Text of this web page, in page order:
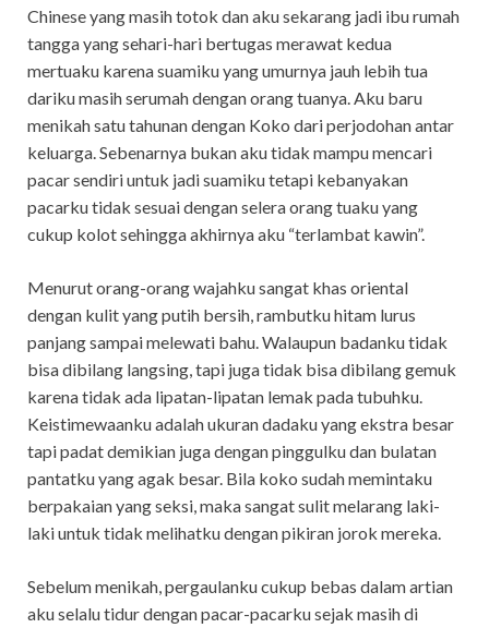
Chinese yang masih totok dan aku sekarang jadi ibu rumah
tangga yang sehari-hari bertugas merawat kedua
mertuaku karena suamiku yang umurnya jauh lebih tua
dariku masih serumah dengan orang tuanya. Aku baru
menikah satu tahunan dengan Koko dari perjodohan antar
keluarga. Sebenarnya bukan aku tidak mampu mencari
pacar sendiri untuk jadi suamiku tetapi kebanyakan
pacarku tidak sesuai dengan selera orang tuaku yang
cukup kolot sehingga akhirnya aku “terlambat kawin”.
Menurut orang-orang wajahku sangat khas oriental
dengan kulit yang putih bersih, rambutku hitam lurus
panjang sampai melewati bahu. Walaupun badanku tidak
bisa dibilang langsing, tapi juga tidak bisa dibilang gemuk
karena tidak ada lipatan-lipatan lemak pada tubuhku.
Keistimewaanku adalah ukuran dadaku yang ekstra besar
tapi padat demikian juga dengan pinggulku dan bulatan
pantatku yang agak besar. Bila koko sudah memintaku
berpakaian yang seksi, maka sangat sulit melarang laki-
laki untuk tidak melihatku dengan pikiran jorok mereka.
Sebelum menikah, pergaulanku cukup bebas dalam artian
aku selalu tidur dengan pacar-pacarku sejak masih di